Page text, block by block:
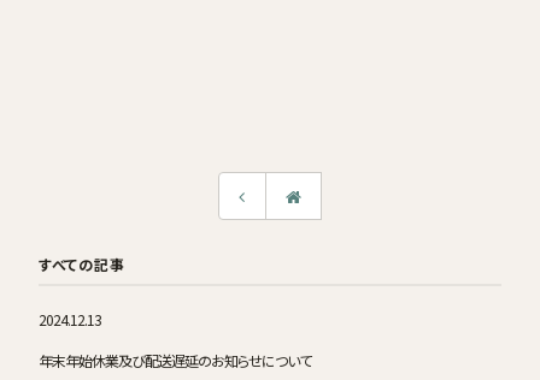
すべての記事
2024.12.13
年末年始休業及び配送遅延のお知らせについて